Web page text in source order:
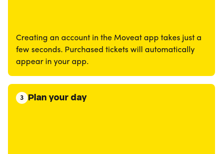
Creating an account in the Moveat app takes just a
few seconds. Purchased tickets will automatically
appear in your app.
3 Plan your day